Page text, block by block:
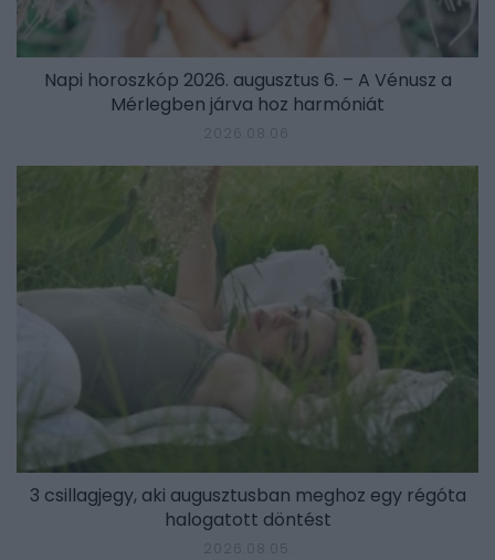
Napi horoszkóp 2026. augusztus 6. – A Vénusz a
Mérlegben járva hoz harmóniát
3 csillagjegy, aki augusztusban meghoz egy régóta
halogatott döntést
2026.08.05.